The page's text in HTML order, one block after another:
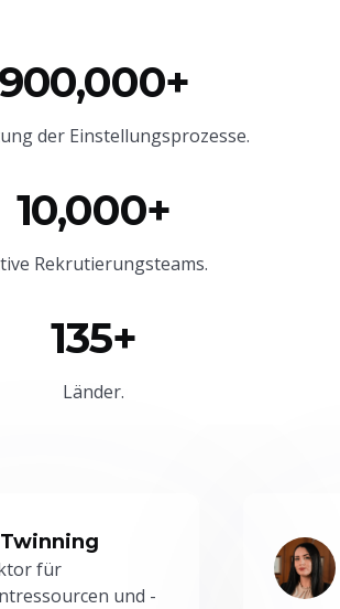
900,000+
der Einstellungsprozesse.
10,000+
Rekrutierungsteams.
135+
Länder.
für
und -